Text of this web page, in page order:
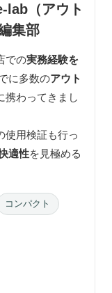
（アウト
集部
での実務経験を
に多数のアウト
携わってきまし
使用検証も行っ
適性を見極める
コンパクト